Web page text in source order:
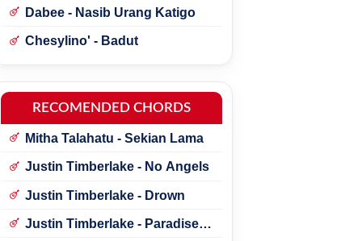
Dabee - Nasib Urang Katigo
Chesylino' - Badut
RECOMENDED CHORDS
Mitha Talahatu - Sekian Lama
Justin Timberlake - No Angels
Justin Timberlake - Drown
Justin Timberlake - Paradise ft.